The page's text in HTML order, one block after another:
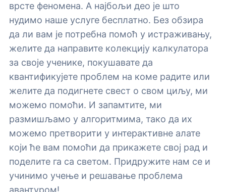
врсте феномена. А најбољи део је што
нудимо наше услуге бесплатно. Без обзира
да ли вам је потребна помоћ у истраживању,
желите да направите колекцију калкулатора
за своје ученике, покушавате да
квантификујете проблем на коме радите или
желите да подигнете свест о свом циљу, ми
можемо помоћи. И запамтите, ми
размишљамо у алгоритмима, тако да их
можемо претворити у интерактивне алате
који ће вам помоћи да прикажете свој рад и
поделите га са светом. Придружите нам се и
учинимо учење и решавање проблема
авантуром!